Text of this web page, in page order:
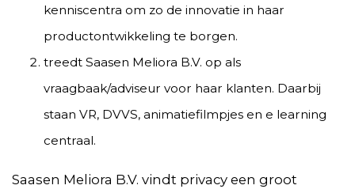
kenniscentra om zo de innovatie in haar
productontwikkeling te borgen.
treedt Saasen Meliora B.V. op als
vraagbaak/adviseur voor haar klanten. Daarbij
staan VR, DVVS, animatiefilmpjes en e learning
centraal.
Saasen Meliora B.V. vindt privacy een groot